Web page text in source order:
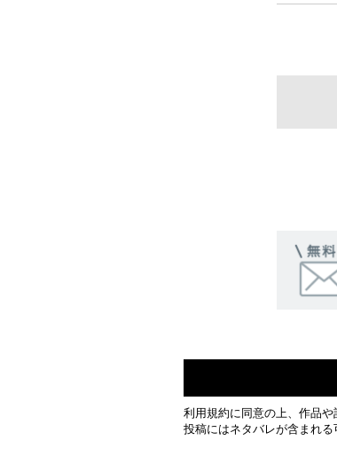
利用規約に同意の上、作品や
投稿にはネタバレが含まれる